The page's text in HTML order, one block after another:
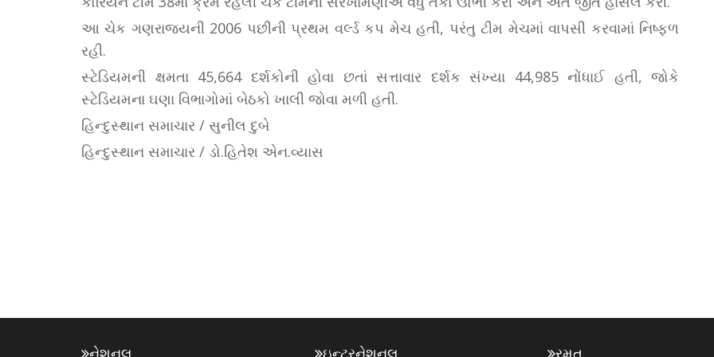
આ ચેક ગણરાજ્યની 2006 પછીની પ્રથમ વર્લ્ડ કપ મેચ હતી, પરંતુ ટીમ મેચમાં વાપસી કરવામાં નિષ્ફળ
રહી.
સ્ટેડિયમની ક્ષમતા 45,664 દર્શકોની હોવા છતાં સત્તાવાર દર્શક સંખ્યા 44,985 નોંધાઈ હતી, જોકે
સ્ટેડિયમના ઘણા વિભાગોમાં બેઠકો ખાલી જોવા મળી હતી.
હિન્દુસ્થાન સમાચાર / સુનીલ દુબે
હિન્દુસ્થાન સમાચાર / ડો.હિતેશ એન.વ્યાસ
નેશનલ ઇન્ટરનેશનલ રમત